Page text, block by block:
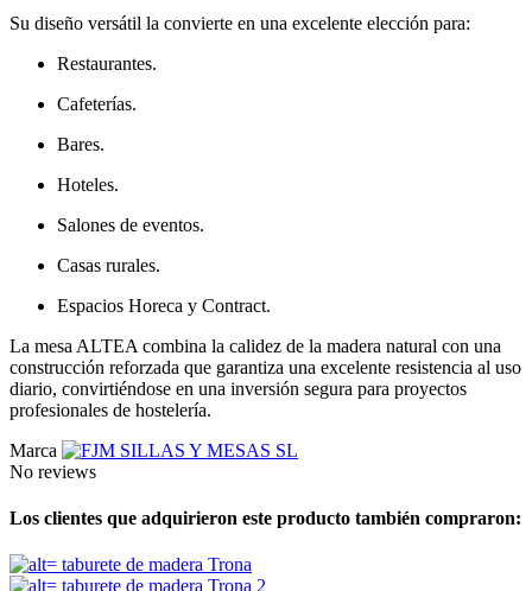
Su diseño versátil la convierte en una excelente elección para:
Restaurantes.
Cafeterías.
Bares.
Hoteles.
Salones de eventos.
Casas rurales.
Espacios Horeca y Contract.
La mesa ALTEA combina la calidez de la madera natural con una
construcción reforzada que garantiza una excelente resistencia al uso
diario, convirtiéndose en una inversión segura para proyectos
profesionales de hostelería.
Marca
No reviews
Los clientes que adquirieron este producto también compraron: